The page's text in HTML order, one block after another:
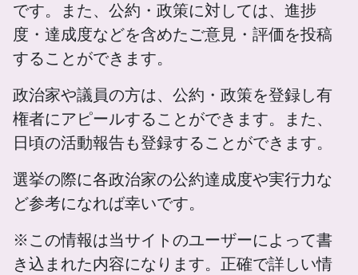
です。また、公約・政策に対しては、進捗
度・達成度などを含めたご意見・評価を投稿
することができます。
政治家や議員の方は、公約・政策を登録し有
権者にアピールすることができます。また、
日頃の活動報告も登録することができます。
選挙の際に各政治家の公約達成度や実行力な
ど参考になれば幸いです。
※この情報は当サイトのユーザーによって書
き込まれた内容になります。正確で詳しい情